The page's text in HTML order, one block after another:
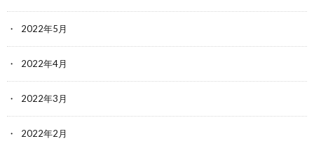
2022年5月
2022年4月
2022年3月
2022年2月